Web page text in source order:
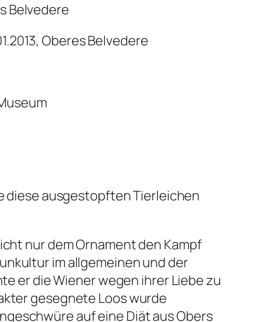
Belvedere
Oberes Belvedere
diese ausgestopften Tierleichen
nur dem Ornament den Kampf
im allgemeinen und der
gesegnete Loos wurde
auf eine Diät aus Obers